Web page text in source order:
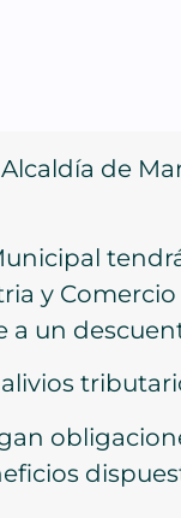
de
y Comercio
un